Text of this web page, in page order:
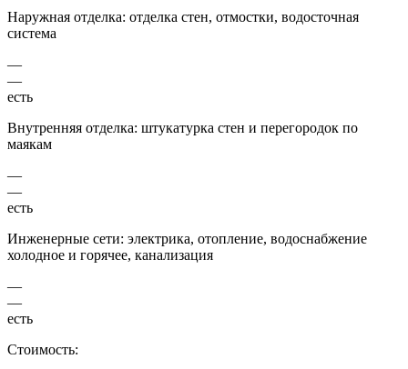
Наружная отделка: отделка стен, отмостки, водосточная
система
—
—
есть
Внутренняя отделка: штукатурка стен и перегородок по
маякам
—
—
есть
Инженерные сети: электрика, отопление, водоснабжение
холодное и горячее, канализация
—
—
есть
Стоимость: